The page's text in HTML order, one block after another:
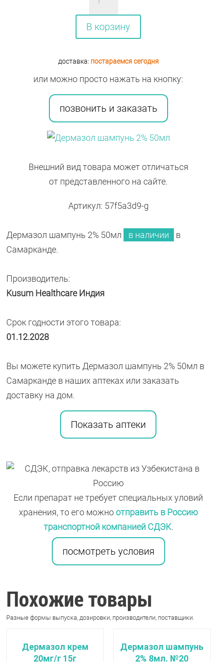
Дермазол
шампунь
В корзину
доставка: постараемся сегодня
или можно просто нажать на кнопку:
позвонить и заказать
Внешний вид товара может отличаться
от представленного на сайте.
Артикул: 57f5a3d9-g
Дермазол шампунь 2% 50мл в наличии
в
Самарканде.
Производитель:
Kusum Healthcare Индия
Срок годности этого товара:
01.12.2028
Вы можете купить Дермазол шампунь 2% 50мл в
Самарканде в наших аптеках или заказать
доставку на дом.
Показать аптеки
Если препарат не требует специальных уловий
хранения, то его можноотправить в Россию
транспортной компанией СДЭК.
посмотреть условия
Похожие товары
Разные формы выпуска, дозировки, производители, поставщики.
Дермазол крем
20мг/г 15г
Дермазол шампунь
2% 8мл. №20